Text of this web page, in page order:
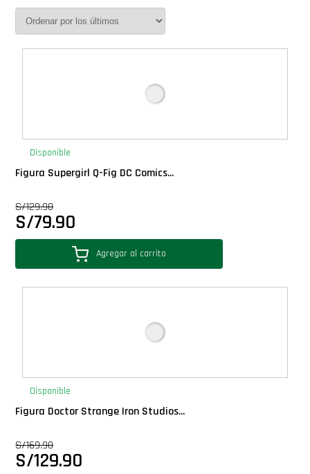
Cover Pop!
Exclusivos
Gift Cards
Llaveros Pop
Moments
Plush
Pop Nook (Rincon)
Disponible
Figura Supergirl Q-Fig DC Comics...
S/129.90
S/79.90
Agregar al carrito
Disponible
Figura Doctor Strange Iron Studios...
S/169.90
S/129.90